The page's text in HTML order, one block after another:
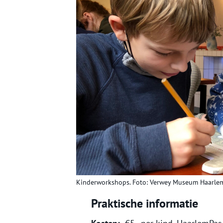
Kinderworkshops. Foto: Verwey Museum
Praktische informatie